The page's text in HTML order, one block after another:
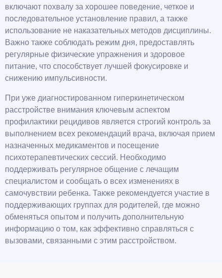
включают похвалу за хорошее поведение, четкое и
последовательное установление правил, а также
использование не наказательных методов дисциплины.
Важно также соблюдать режим дня, предоставлять
регулярные физические упражнения и здоровое
питание, что способствует лучшей фокусировке и
снижению импульсивности.
При уже диагностированном гиперкинетическом
расстройстве внимания ключевым аспектом
профилактики рецидивов является строгий контроль за
выполнением всех рекомендаций врача, включая прием
назначенных медикаментов и посещение
психотерапевтических сессий. Необходимо
поддерживать регулярное общение с лечащим
специалистом и сообщать о всех изменениях в
самочувствии ребенка. Также рекомендуется участие в
поддерживающих группах для родителей, где можно
обменяться опытом и получить дополнительную
информацию о том, как эффективно справляться с
вызовами, связанными с этим расстройством.